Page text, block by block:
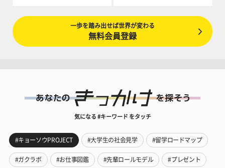
一歩を踏み出せば世界が変わる
無料会員登録
気になる #キーワード をタッチ
#キョーソウPROJECT #大学生の社会見学 #留学ロードマップ
#ガクラボ #お仕事図鑑 #先輩ロールモデル #プレゼント